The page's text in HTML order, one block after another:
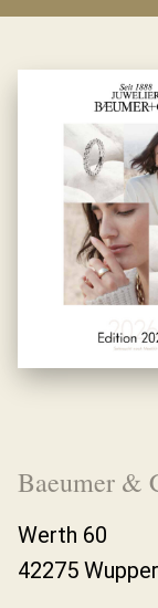
Baeumer &
Werth 60
42275